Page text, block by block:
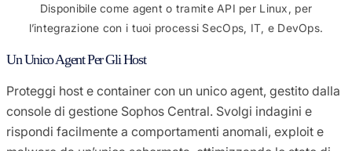
Disponibile come agent o tramite API per Linux, per
l’integrazione con i tuoi processi SecOps, IT, e DevOps.
Un Unico Agent Per Gli Host
Proteggi host e container con un unico agent, gestito dalla
console di gestione Sophos Central. Svolgi indagini e
rispondi facilmente a comportamenti anomali, exploit e